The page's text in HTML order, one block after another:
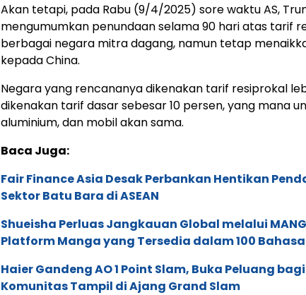
Akan tetapi, pada Rabu (9/4/2025) sore waktu AS,
mengumumkan penundaan selama 90 hari atas tarif
berbagai negara mitra dagang, namun tetap
kepada China.
Negara yang rencananya dikenakan tarif resiprokal
dikenakan tarif dasar sebesar 10 persen, yang mana
aluminium, dan mobil akan sama.
Baca Juga:
Fair Finance Asia Desak Perbankan Hentikan
Sektor Batu Bara di ASEAN
Shueisha Perluas Jangkauan Global melalui
Platform Manga yang Tersedia dalam 100 Bahasa
Haier Gandeng AO 1 Point Slam, Buka Peluang
Komunitas Tampil di Ajang Grand Slam